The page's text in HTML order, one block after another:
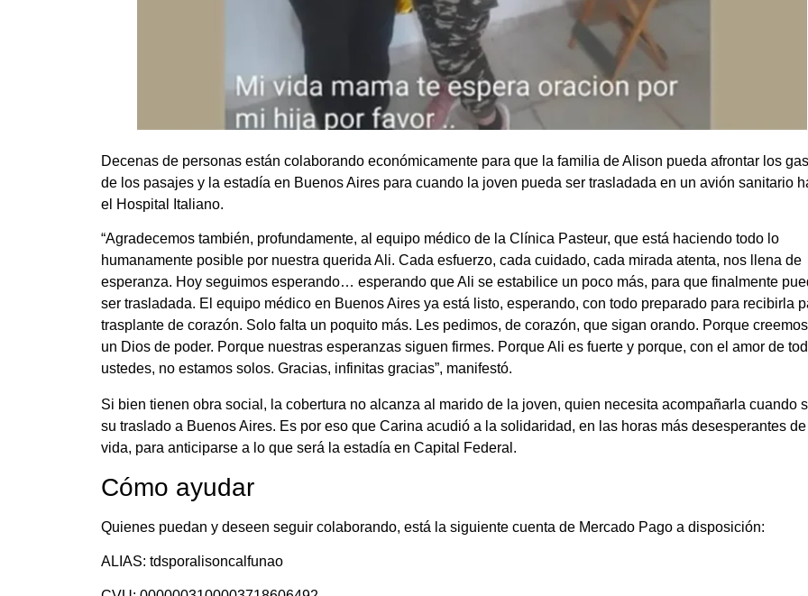
Decenas de personas están colaborando económicamente para que la familia de Alison pueda afrontar los
de los pasajes y la estadía en Buenos Aires para cuando la joven pueda ser trasladada en un avión sanitario
el Hospital Italiano.
“Agradecemos también, profundamente, al equipo médico de la Clínica Pasteur, que está haciendo todo lo
humanamente posible por nuestra querida Ali. Cada esfuerzo, cada cuidado, cada mirada atenta, nos llena de
esperanza. Hoy seguimos esperando… esperando que Ali se estabilice un poco más, para que finalmente
ser trasladada. El equipo médico en Buenos Aires ya está listo, esperando, con todo preparado para recibirla
trasplante de corazón. Solo falta un poquito más. Les pedimos, de corazón, que sigan orando. Porque
un Dios de poder. Porque nuestras esperanzas siguen firmes. Porque Ali es fuerte y porque, con el amor de
ustedes, no estamos solos. Gracias, infinitas gracias”, manifestó.
Si bien tienen obra social, la cobertura no alcanza al marido de la joven, quien necesita acompañarla cuando
su traslado a Buenos Aires. Es por eso que Carina acudió a la solidaridad, en las horas más desesperantes de
vida, para anticiparse a lo que será la estadía en Capital Federal.
Cómo ayudar
Quienes puedan y deseen seguir colaborando, está la siguiente cuenta de Mercado Pago a disposición:
ALIAS: tdsporalisoncalfunao